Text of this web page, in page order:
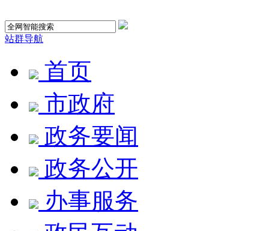
站群导航
首页
市政府
政务要闻
政务公开
办事服务